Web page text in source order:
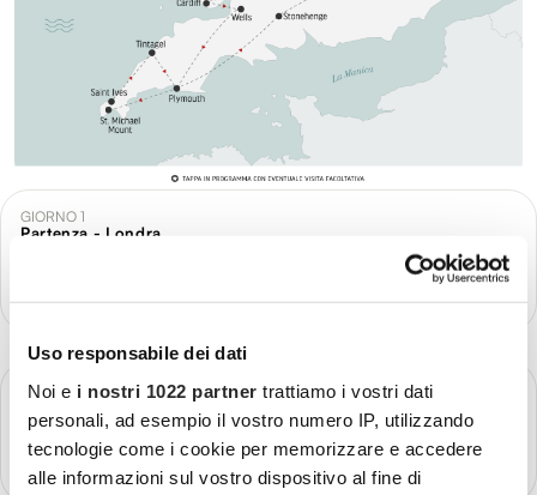
Uso responsabile dei dati
Noi e i nostri 1022 partner trattiamo i vostri dati
personali, ad esempio il vostro numero IP, utilizzando
tecnologie come i cookie per memorizzare e accedere
alle informazioni sul vostro dispositivo al fine di
GIORNO 1
Partenza - Londra
GIORNO 2
Londra
Più dettagli